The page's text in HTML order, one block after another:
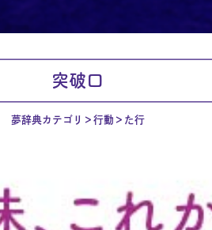
突破口
夢辞典カテゴリ 行動 た行